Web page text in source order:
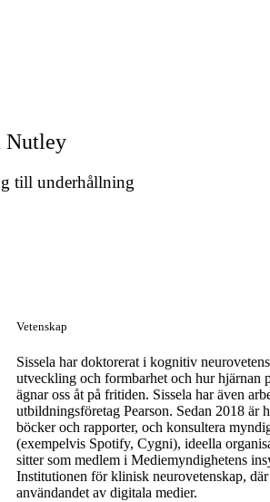
Nutley
till underhållning
Vetenskap
Sissela har doktorerat i kognitiv
utveckling och formbarhet och hur hjärnan
ägnar oss åt på fritiden. Sissela har även
utbildningsföretag Pearson. Sedan 2018 är
böcker och rapporter, och konsultera
(exempelvis Spotify, Cygni), ideella
sitter som medlem i Mediemyndighetens
Institutionen för klinisk neurovetenskap,
användandet av digitala medier.